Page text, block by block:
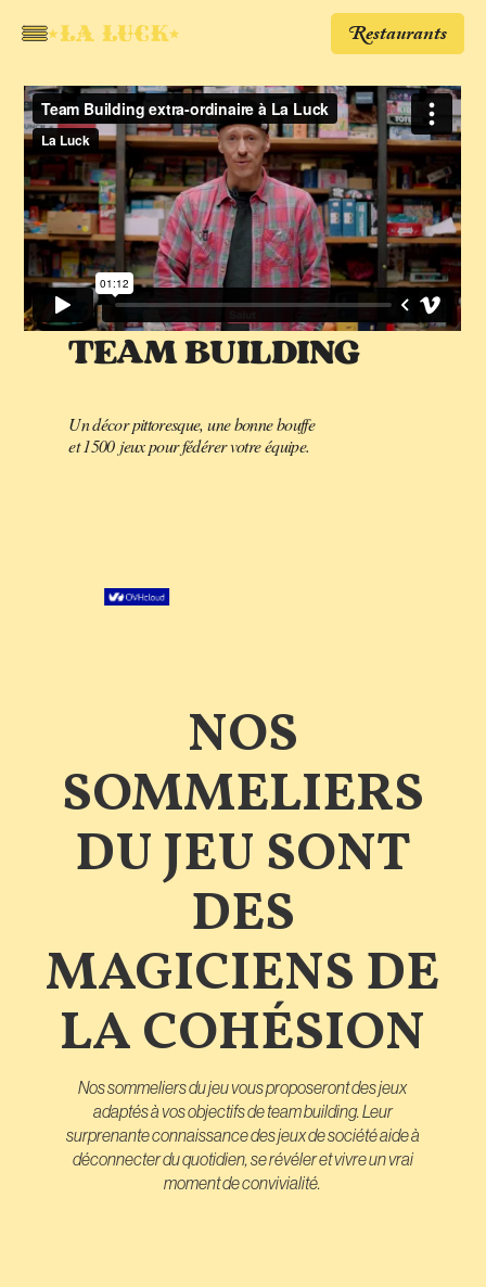
Restaurants
TEAM BUILDING
Un décor pittoresque, une bonne bouffe
et 1500 jeux pour fédérer votre équipe.
NOS
SOMMELIERS
DU JEU SONT
DES
MAGICIENS DE
LA COHÉSION
Nos sommeliers du jeu vous proposeront des jeux
adaptés à vos objectifs de team building. Leur
surprenante connaissance des jeux de société aide à
déconnecter du quotidien, se révéler et vivre un vrai
moment de convivialité.